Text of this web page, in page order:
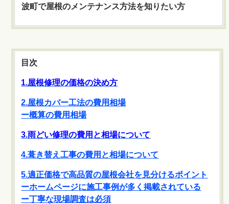
波町で屋根のメンテナンス方法を知りたい方
目次
1.屋根修理の価格の決め方
2.屋根カバー工法の費用相場
ー概算の費用相場
3.雨どい修理の費用と相場について
4.葺き替え工事の費用と相場について
5.適正価格で高品質の屋根会社を見分けるポイント
ーホームページに施工事例が多く掲載されている
ー丁寧な現場調査は必須